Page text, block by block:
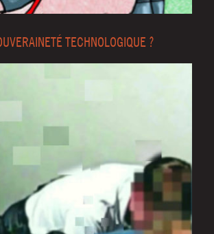
TECHNOLOGIQUE ?